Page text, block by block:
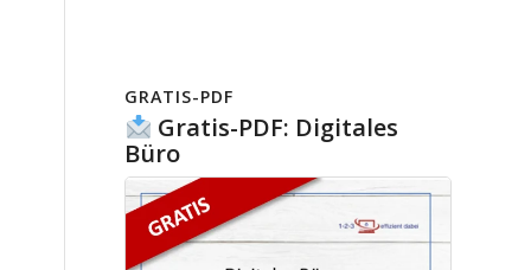
GRATIS-PDF
Gratis-PDF: Digitales
Büro